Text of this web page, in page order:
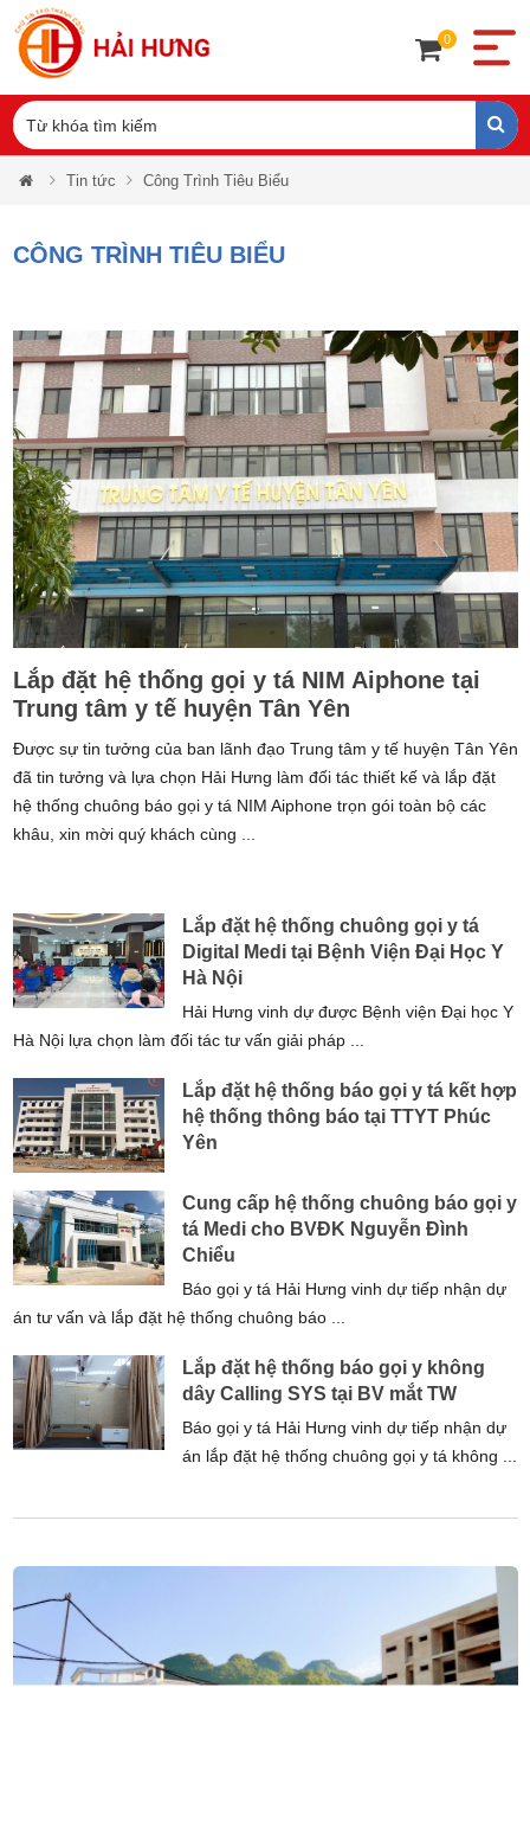
0
Tin tức Công Trình Tiêu Biểu
CÔNG TRÌNH TIÊU BIỂU
Lắp đặt hệ thống gọi y tá NIM Aiphone tại
Trung tâm y tế huyện Tân Yên
Được sự tin tưởng của ban lãnh đạo Trung tâm y tế huyện Tân Yên
đã tin tưởng và lựa chọn Hải Hưng làm đối tác thiết kế và lắp đặt
hệ thống chuông báo gọi y tá NIM Aiphone trọn gói toàn bộ các
khâu, xin mời quý khách cùng ...
Lắp đặt hệ thống chuông gọi y tá
Digital Medi tại Bệnh Viện Đại Học Y
Hà Nội
Hải Hưng vinh dự được Bệnh viện Đại học Y
Hà Nội lựa chọn làm đối tác tư vấn giải pháp ...
Lắp đặt hệ thống báo gọi y tá kết hợp
hệ thống thông báo tại TTYT Phúc
Yên
Cung cấp hệ thống chuông báo gọi y
tá Medi cho BVĐK Nguyễn Đình
Chiểu
Báo gọi y tá Hải Hưng vinh dự tiếp nhận dự
án tư vấn và lắp đặt hệ thống chuông báo ...
Lắp đặt hệ thống báo gọi y không
dây Calling SYS tại BV mắt TW
Báo gọi y tá Hải Hưng vinh dự tiếp nhận dự
án lắp đặt hệ thống chuông gọi y tá không ...